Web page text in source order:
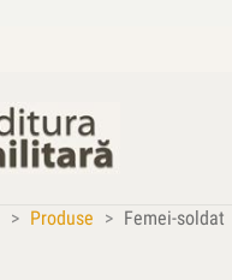
> Produse > Femei-soldat